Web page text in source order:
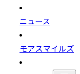
ニュース
モアスマイルズ